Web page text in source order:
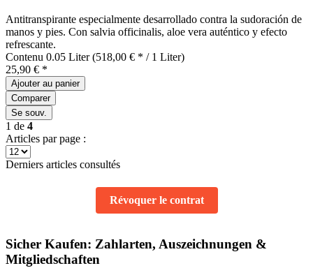
Antitranspirante especialmente desarrollado contra la sudoración de
manos y pies. Con salvia officinalis, aloe vera auténtico y efecto
refrescante.
Contenu 0.05 Liter(518,00 € * / 1 Liter)
25,90 € *
Ajouter au panier
Comparer
Se souv.
1 de 4
Articles par page :
Derniers articles consultés
Révoquer le contrat
Sicher Kaufen: Zahlarten, Auszeichnungen &
Mitgliedschaften